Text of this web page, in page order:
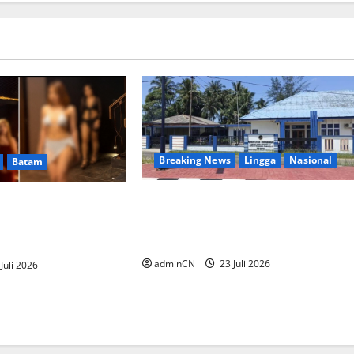
Batam
2026
Breaking News Lingga Nasional
adminCN 23 Juli 2026